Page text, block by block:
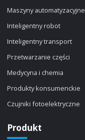
Maszyny automatyzacyjne
Inteligentny robot
Inteligentny transport
Przetwarzanie części
Medycyna i chemia
Produkty konsumenckie
Czujniki fotoelektryczne
Produkt